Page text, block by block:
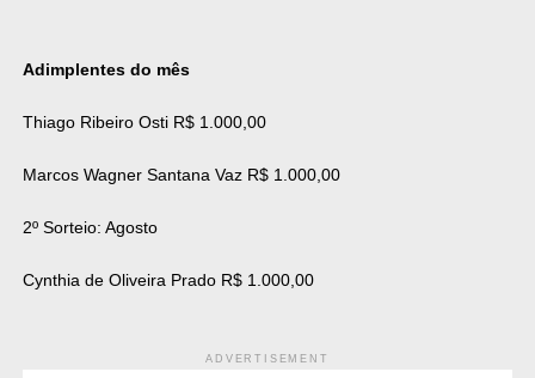
Adimplentes do mês
Thiago Ribeiro Osti R$ 1.000,00
Marcos Wagner Santana Vaz R$ 1.000,00
2º Sorteio: Agosto
Cynthia de Oliveira Prado R$ 1.000,00
ADVERTISEMENT